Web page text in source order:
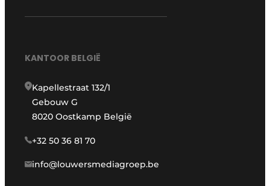
KANTOOR BELGIË
Kapellestraat 132/1
Gebouw G
8020 Oostkamp België
+32 50 36 81 70
info@louwersmediagroep.be